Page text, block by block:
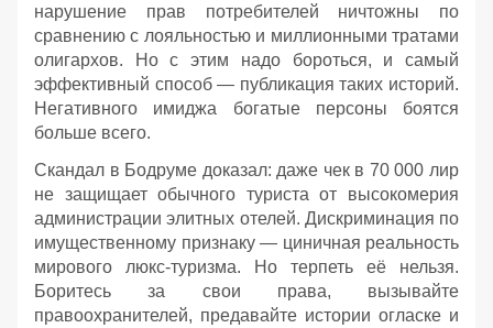
нарушение прав потребителей ничтожны по
сравнению с лояльностью и миллионными тратами
олигархов. Но с этим надо бороться, и самый
эффективный способ — публикация таких историй.
Негативного имиджа богатые персоны боятся
больше всего.
Скандал в Бодруме доказал: даже чек в 70 000 лир
не защищает обычного туриста от высокомерия
администрации элитных отелей. Дискриминация по
имущественному признаку — циничная реальность
мирового люкс-туризма. Но терпеть её нельзя.
Боритесь за свои права, вызывайте
правоохранителей, предавайте истории огласке и